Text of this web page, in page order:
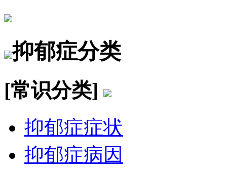
抑郁症分类
[常识分类]
抑郁症症状
抑郁症病因